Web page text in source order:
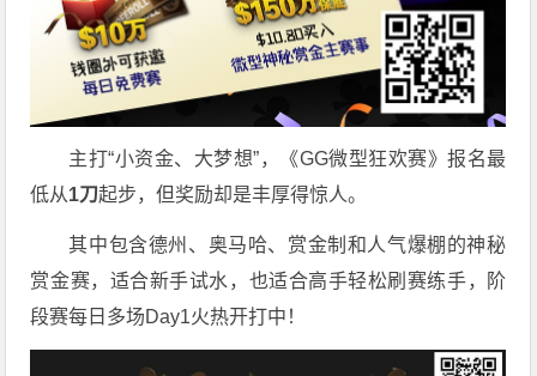
主打“小资金、大梦想”，《GG微型狂欢赛》报名最
低从1刀起步，但奖励却是丰厚得惊人。
其中包含德州、奥马哈、赏金制和人气爆棚的神秘
赏金赛，适合新手试水，也适合高手轻松刷赛练手，阶
段赛每日多场Day1火热开打中！